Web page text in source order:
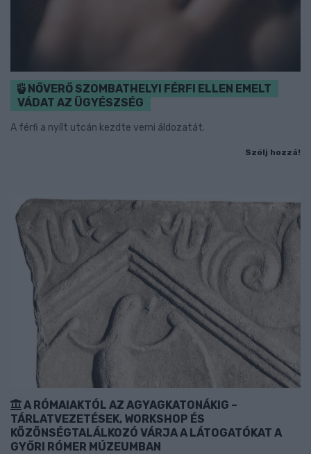
NŐVERŐ SZOMBATHELYI FÉRFI ELLEN EMELT
VÁDAT AZ ÜGYÉSZSÉG
A férfi a nyílt utcán kezdte verni áldozatát.
Szólj hozzá!
A RÓMAIAKTÓL AZ AGYAGKATONÁKIG –
TÁRLATVEZETÉSEK, WORKSHOP ÉS
KÖZÖNSÉGTALÁLKOZÓ VÁRJA A LÁTOGATÓKAT A
GYŐRI RÓMER MÚZEUMBAN